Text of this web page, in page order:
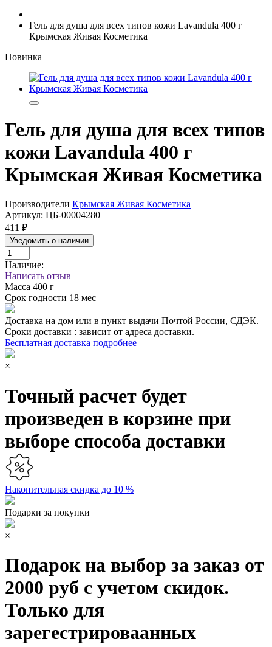
Гель для душа для всех типов кожи Lavandula 400 г
Крымская Живая Косметика
Новинка
Гель для душа для всех типов
кожи Lavandula 400 г
Крымская Живая Косметика
Производители Крымская Живая Косметика
Артикул: ЦБ-00004280
411 ₽
Уведомить о наличии
Наличие:
Написать отзыв
Масса 400 г
Срок годности 18 мес
Доставка на дом или в пункт выдачи Почтой России, СДЭК.
Сроки доставки : зависит от адреса доставки.
Бесплатная доставка подробнее
×
Точный расчет будет
произведен в корзине при
выборе способа доставки
Накопительная скидка до 10 %
Подарки за покупки
×
Подарок на выбор за заказ от
2000 руб с учетом скидок.
Только для
зарегестрироваанных